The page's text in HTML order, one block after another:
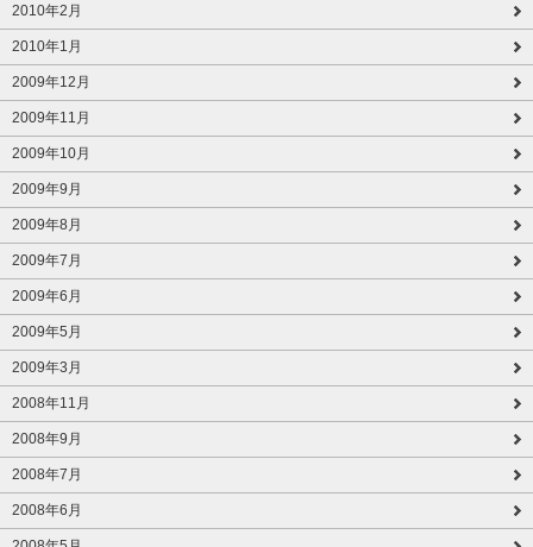
2010年2月
2010年1月
2009年12月
2009年11月
2009年10月
2009年9月
2009年8月
2009年7月
2009年6月
2009年5月
2009年3月
2008年11月
2008年9月
2008年7月
2008年6月